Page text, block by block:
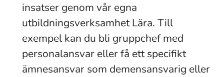
insatser genom vår egna
utbildningsverksamhet Lära. Till
exempel kan du bli gruppchef med
personalansvar eller få ett specifikt
ämnesansvar som demensansvarig eller